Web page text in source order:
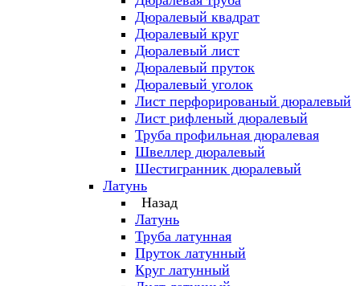
Дюралевый квадрат
Дюралевый круг
Дюралевый лист
Дюралевый пруток
Дюралевый уголок
Лист перфорированый дюралевый
Лист рифленый дюралевый
Труба профильная дюралевая
Швеллер дюралевый
Шестигранник дюралевый
Латунь
Назад
Латунь
Труба латунная
Пруток латунный
Круг латунный